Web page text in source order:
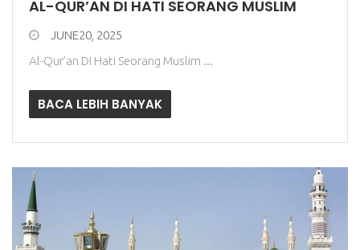
AL-QUR’AN DI HATI SEORANG MUSLIM
JUNE20, 2025
Al-Qur’an Di Hati Seorang Muslim ...
BACA LEBIH BANYAK